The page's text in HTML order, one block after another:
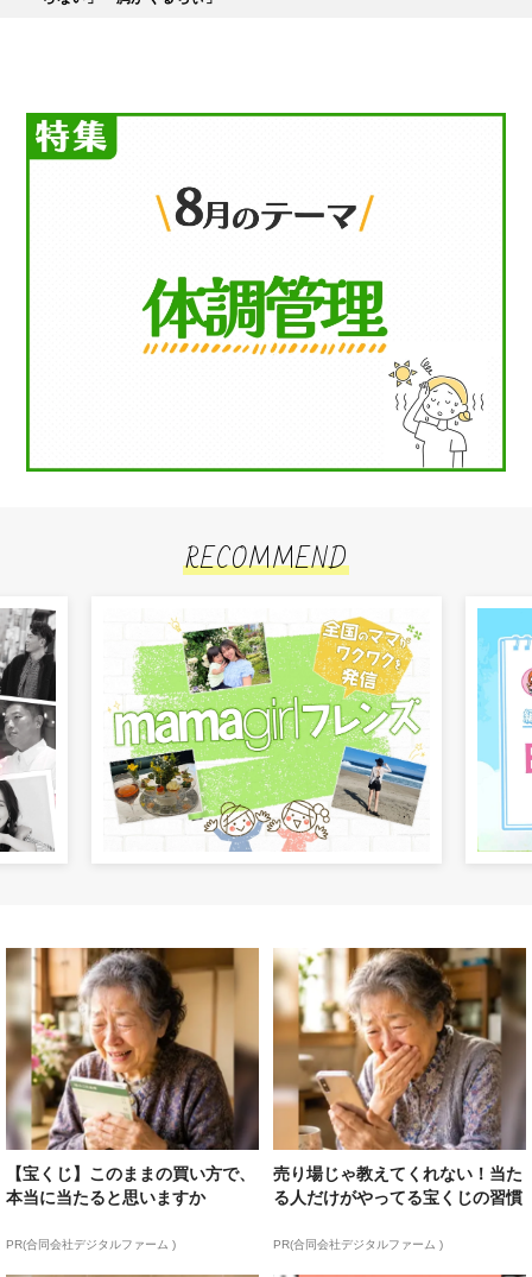
RECOMMEND
【宝くじ】このままの買い方で、
本当に当たると思いますか
PR(合同会社デジタルファーム )
売り場じゃ教えてくれない！当た
る人だけがやってる宝くじの習慣
PR(合同会社デジタルファーム )